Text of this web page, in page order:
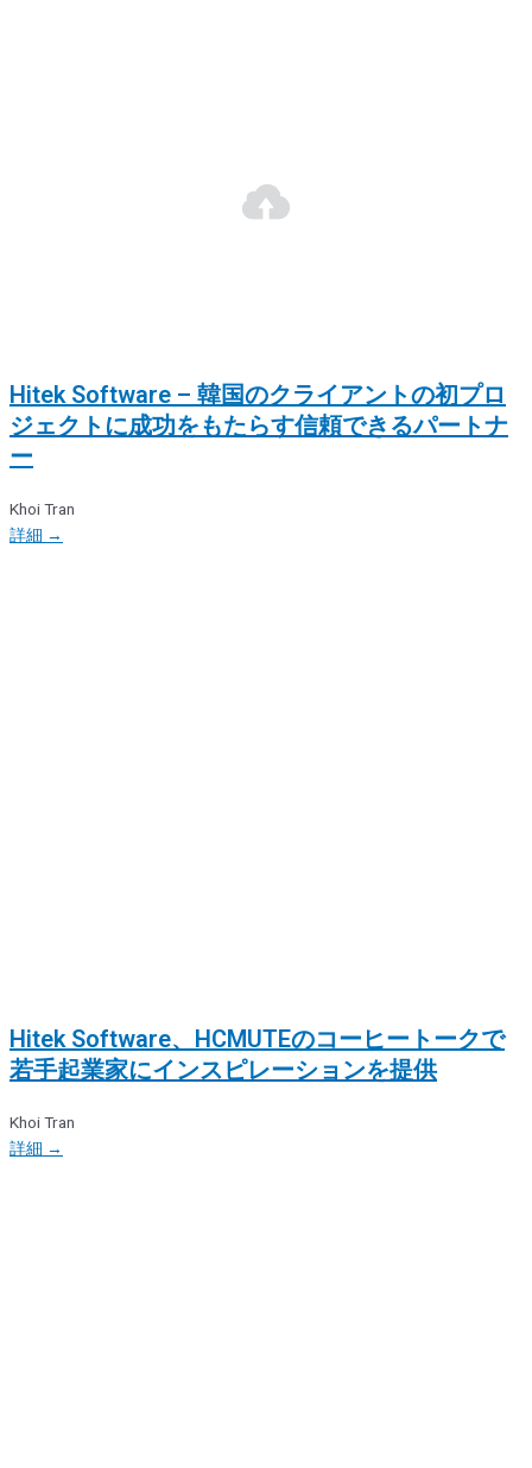
Hitek Software – 韓国のクライアントの初プロ
ジェクトに成功をもたらす信頼できるパートナ
ー
Khoi Tran
詳細 →
Hitek Software、HCMUTEのコーヒートークで
若手起業家にインスピレーションを提供
Khoi Tran
詳細 →